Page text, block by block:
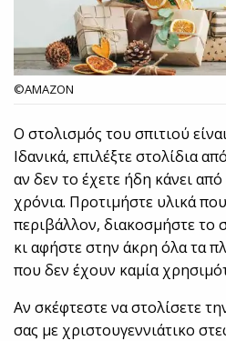
©AMAZON
Ο στολισμός του σπιτιού
Ιδανικά, επιλέξτε στολίδια
αν δεν το έχετε ήδη κάνει
χρόνια. Προτιμήστε υλικά
περιβάλλον, διακοσμήστε το
κι αφήστε στην άκρη όλα τα
που δεν έχουν καμία
Αν σκέφτεστε να στολίσετε
σας με χριστουγεννιάτικο